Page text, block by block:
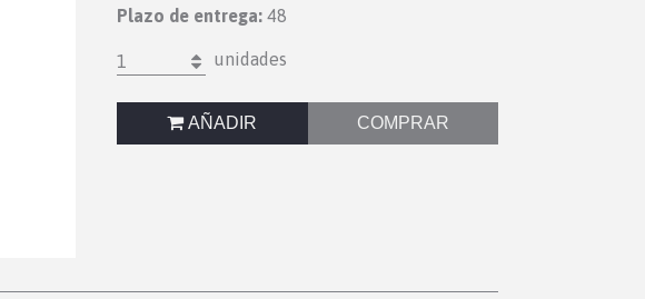
Plazo de entrega: 48
1 unidades
AÑADIR COMPRAR